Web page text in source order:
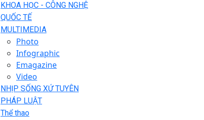
KHOA HỌC - CÔNG NGHỆ
QUỐC TẾ
MULTIMEDIA
Photo
Infographic
Emagazine
Video
NHỊP SỐNG XỨ TUYÊN
PHÁP LUẬT
Thể thao